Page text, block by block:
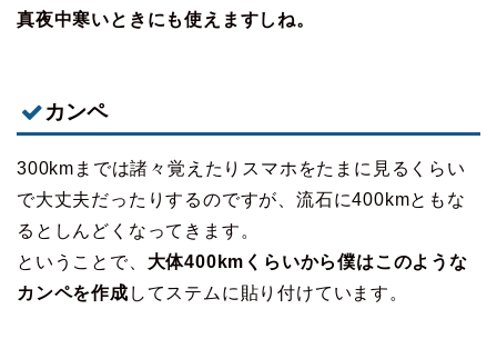
真夜中寒いときにも使えますしね。
カンペ
300kmまでは諸々覚えたりスマホをたまに見るくらい
で大丈夫だったりするのですが、流石に400kmともな
るとしんどくなってきます。
ということで、 大体400kmくらいから僕はこのような
カンペを作成 してステムに貼り付けています。